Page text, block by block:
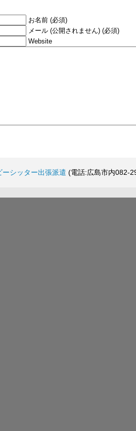
お名前 (必須)
メール (公開されません) (必須)
Website
ーシッター出張派遣 (電話:広島市内082-